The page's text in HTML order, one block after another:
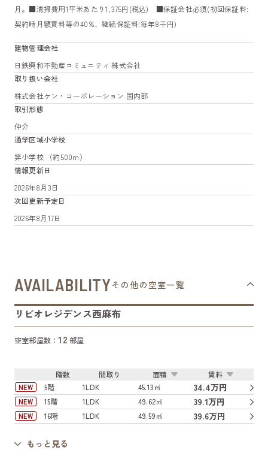
月。■清掃費用1平米あたり1,375円(税込) ■保証会社必須(初回保証料:
契約時月額賃料等の40%、継続保証料:毎年8千円)
建物管理会社
日鉄興和不動産コミュニティ 株式会社
取り扱い会社
株式会社ケン・コーポレーション 国内部
取引形態
仲介
通学区域小学校
笄小学校 （約500m）
情報更新日
2026年8月3日
次回更新予定日
2026年8月17日
AVAILABILITY その他の空室一覧
リビオレジデンス西麻布
空室部屋数：12 部屋
階数 間取り 面積 賃料
NEW 5階 1LDK 45.13㎡ 34.4万円
NEW 15階 1LDK 49.62㎡ 39.1万円
NEW 16階 1LDK 49.59㎡ 39.6万円
もっと見る